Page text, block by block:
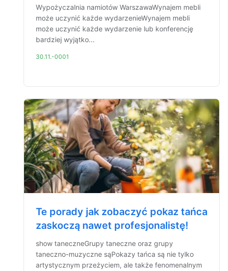
Wypożyczalnia namiotów WarszawaWynajem mebli
może uczynić każde wydarzenieWynajem mebli
może uczynić każde wydarzenie lub konferencję
bardziej wyjątko...
30.11.-0001
Te porady jak zobaczyć pokaz tańca
zaskoczą nawet profesjonalistę!
show taneczneGrupy taneczne oraz grupy
taneczno-muzyczne sąPokazy tańca są nie tylko
artystycznym przeżyciem, ale także fenomenalnym